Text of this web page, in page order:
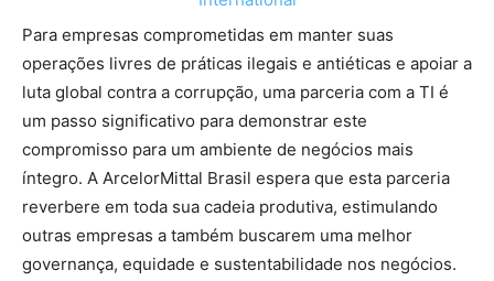
Para empresas comprometidas em manter suas
operações livres de práticas ilegais e antiéticas e apoiar a
luta global contra a corrupção, uma parceria com a TI é
um passo significativo para demonstrar este
compromisso para um ambiente de negócios mais
íntegro. A ArcelorMittal Brasil espera que esta parceria
reverbere em toda sua cadeia produtiva, estimulando
outras empresas a também buscarem uma melhor
governança, equidade e sustentabilidade nos negócios.